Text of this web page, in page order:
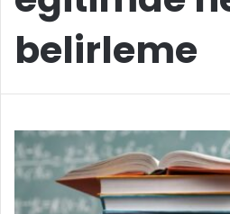
belirleme